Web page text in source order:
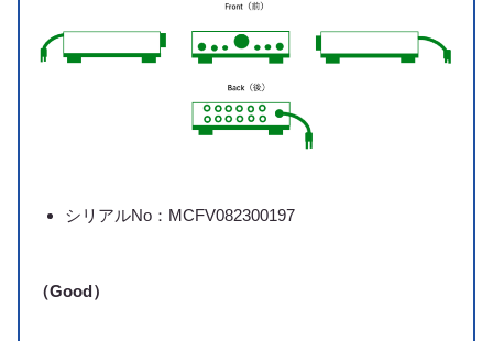
シリアルNo：MCFV082300197
（Good）